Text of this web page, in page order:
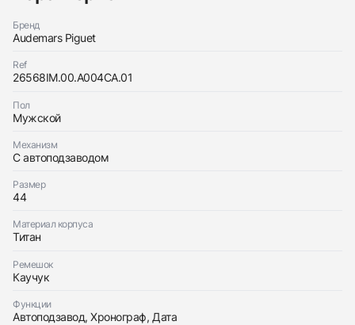
Бренд
Audemars Piguet
Ref
26568IM.00.A004CA.01
Пол
Мужской
Механизм
С автоподзаводом
Размер
44
Материал корпуса
Титан
Ремешок
Каучук
Функции
Автоподзавод, Хронограф, Дата
Как новые